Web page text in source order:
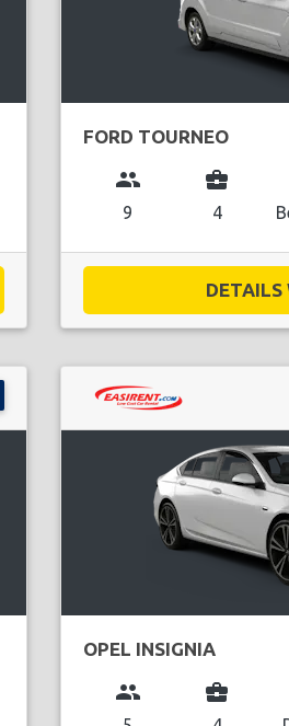
FORD TOURNEO
group
9
business_center
4
DETAILS
OPEL INSIGNIA
group business_center